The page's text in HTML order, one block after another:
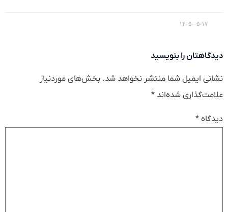
۱۴۰۵-۰۵-۱۷
دیدگاهتان را بنویسید
نشانی ایمیل شما منتشر نخواهد شد. بخش‌های موردنیاز
علامت‌گذاری شده‌اند *
دیدگاه *